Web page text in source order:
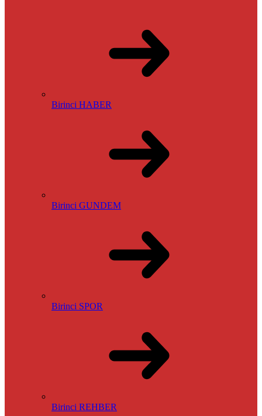
Birinci HABER
Birinci GUNDEM
Birinci SPOR
Birinci REHBER